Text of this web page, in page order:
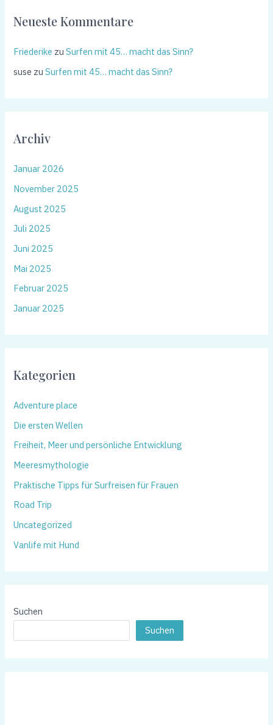
Neueste Kommentare
Friederike zuSurfen mit 45… macht das Sinn?
suse zuSurfen mit 45… macht das Sinn?
Archiv
Januar 2026
November 2025
August 2025
Juli 2025
Juni 2025
Mai 2025
Februar 2025
Januar 2025
Kategorien
Adventure place
Die ersten Wellen
Freiheit, Meer und persönliche Entwicklung
Meeresmythologie
Praktische Tipps für Surfreisen für Frauen
Road Trip
Uncategorized
Vanlife mit Hund
Suchen
Suchen